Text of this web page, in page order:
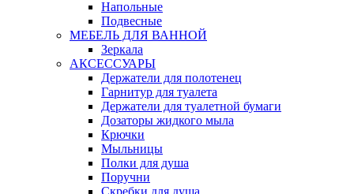
Напольные
Подвесные
МЕБЕЛЬ ДЛЯ ВАННОЙ
Зеркала
АКСЕССУАРЫ
Держатели для полотенец
Гарнитур для туалета
Держатели для туалетной бумаги
Дозаторы жидкого мыла
Крючки
Мыльницы
Полки для душа
Поручни